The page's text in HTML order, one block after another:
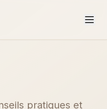
pratiques et